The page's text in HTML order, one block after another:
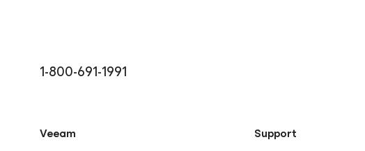
1-800-691-1991
Veeam
Support